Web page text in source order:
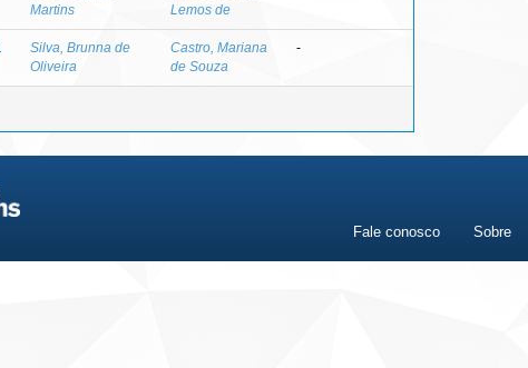
Martins
Lemos de
Silva, Brunna de
Oliveira
Castro, Mariana
de Souza
-
Fale conosco Sobre